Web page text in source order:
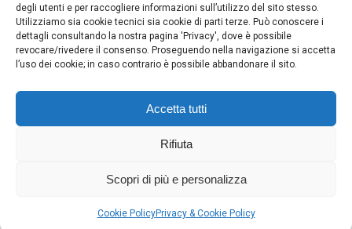
degli utenti e per raccogliere informazioni sull’utilizzo del sito stesso.
Utilizziamo sia cookie tecnici sia cookie di parti terze. Può conoscere i
dettagli consultando la nostra pagina 'Privacy', dove è possibile
revocare/rivedere il consenso. Proseguendo nella navigazione si accetta
l’uso dei cookie; in caso contrario è possibile abbandonare il sito.
Accetta tutti
Rifiuta
Scopri di più e personalizza
Cookie PolicyPrivacy & Cookie Policy
Non categorizzato DiKomyunikeshon 2 Settembre 2022
Invia un suggerimento o una segnalazione